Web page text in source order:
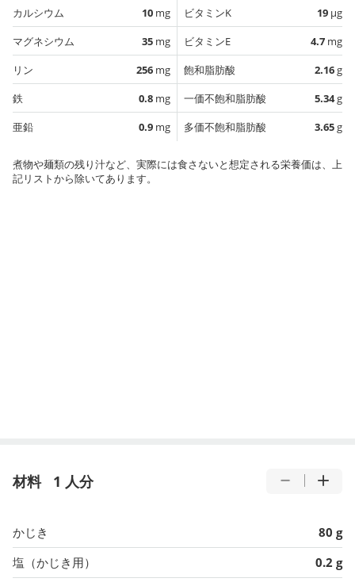
カルシウム
10 mg
マグネシウム
35 mg
リン
256 mg
鉄
0.8 mg
亜鉛
0.9 mg
ビタミンK
19 µg
ビタミンE
4.7 mg
飽和脂肪酸
2.16g
一価不飽和脂肪酸
5.34g
多価不飽和脂肪酸
3.65g
煮物や麺類の残り汁など、実際には食さないと想定される栄養価は、上
記リストから除いてあります。
材料 1 人分
かじき
80 g
塩（かじき用）
0.2 g